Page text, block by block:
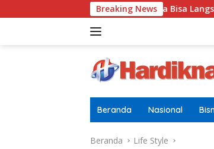
ke
Breaking News
Pramuka Garuda Bisa Langsung Didalam
Beranda Nasional
Beranda Life Style